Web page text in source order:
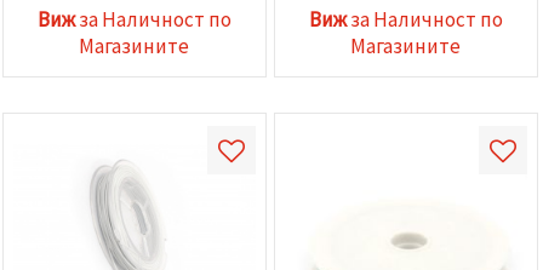
Вижза Наличност по
Магазините
Вижза Наличност по
Магазините